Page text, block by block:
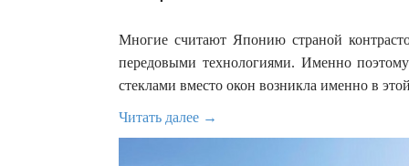
Многие считают Японию страной
передовыми технологиями. Именно
стеклами вместо окон возникла именно в
Читать далее →